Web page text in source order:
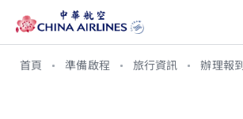
首頁 準備啟程 旅行資訊 辦理報到